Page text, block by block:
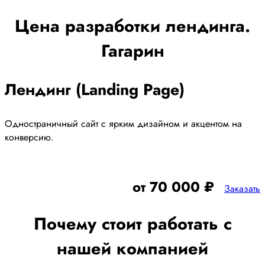
Цена разработки лендинга.
Гагарин
Лендинг (Landing Page)
Одностраничный сайт с ярким дизайном и акцентом на
конверсию.
от 70 000 ₽ Заказать
Почему стоит работать с
нашей компанией